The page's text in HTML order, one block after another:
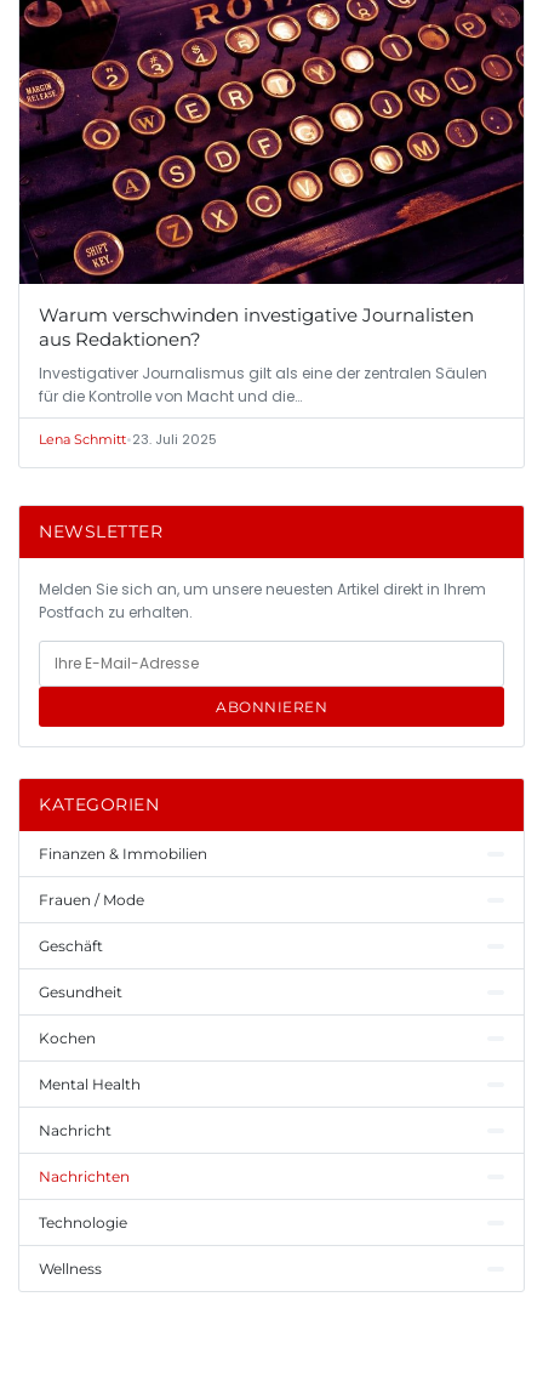
Warum verschwinden investigative Journalisten
aus Redaktionen?
Investigativer Journalismus gilt als eine der zentralen Säulen
für die Kontrolle von Macht und die…
Lena Schmitt•23. Juli 2025
NEWSLETTER
Melden Sie sich an, um unsere neuesten Artikel direkt in Ihrem
Postfach zu erhalten.
ABONNIEREN
KATEGORIEN
Finanzen & Immobilien
Frauen / Mode
Geschäft
Gesundheit
Kochen
Mental Health
Nachricht
Nachrichten
Technologie
Wellness